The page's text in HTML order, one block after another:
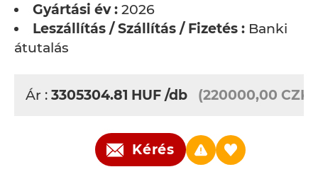
Gyártási év : 2026
Leszállítás / Szállítás / Fizetés : Banki
átutalás
Ár : 3305304.81 HUF /db (220000,00 CZK)
Kérés